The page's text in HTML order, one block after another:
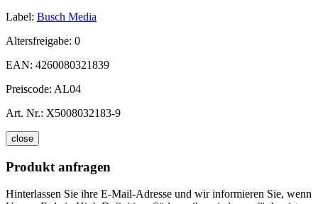
Label: Busch Media
Altersfreigabe: 0
EAN: 4260080321839
Preiscode: AL04
Art. Nr.: X5008032183-9
close
Produkt anfragen
Hinterlassen Sie ihre E-Mail-Adresse und wir informieren Sie, wenn